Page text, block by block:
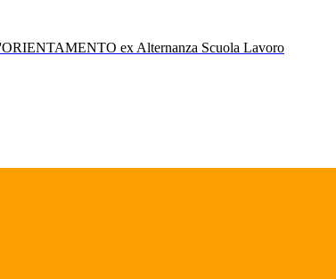
ex Alternanza Scuola Lavoro